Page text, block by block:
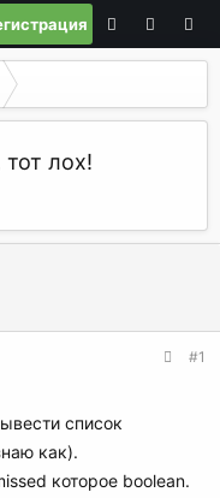
лох!
#1
список
как).
которое boolean.